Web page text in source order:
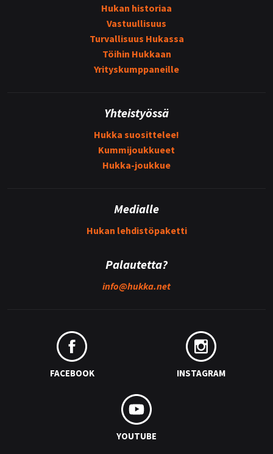
Hukan historiaa
Vastuullisuus
Turvallisuus Hukassa
Töihin Hukkaan
Yrityskumppaneille
Yhteistyössä
Hukka suosittelee!
Kummijoukkueet
Hukka-joukkue
Medialle
Hukan lehdistöpaketti
Palautetta?
info@hukka.net
FACEBOOK INSTAGRAM
YOUTUBE